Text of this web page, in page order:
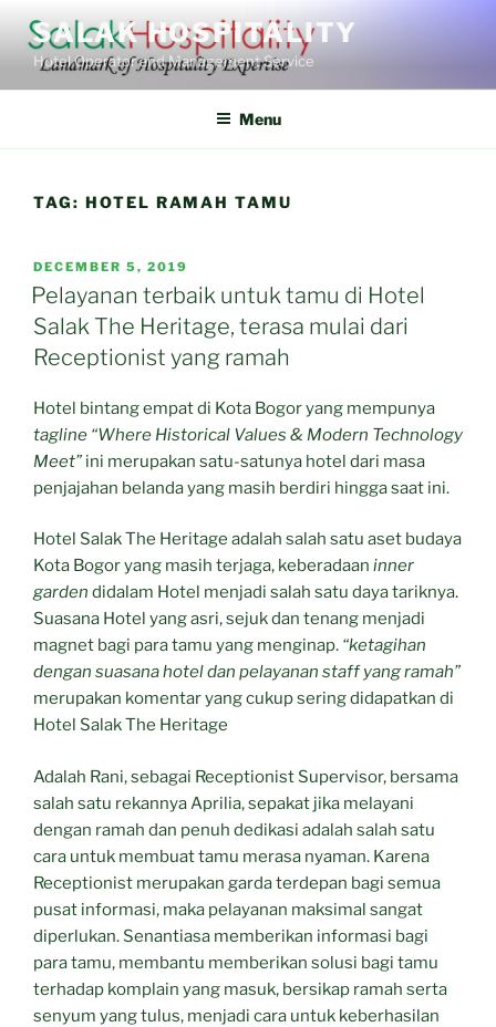
content
SALAK HOSPITALITY
Hotel Operator and Management Service
Menu
TAG: HOTEL RAMAH TAMU
POSTED
ON
DECEMBER 5, 2019
Pelayanan terbaik untuk tamu di Hotel
Salak The Heritage, terasa mulai dari
Receptionist yang ramah
Hotel bintang empat di Kota Bogor yang mempunya
tagline “Where Historical Values & Modern Technology
Meet”ini merupakan satu-satunya hotel dari masa
penjajahan belanda yang masih berdiri hingga saat ini.
Hotel Salak The Heritage adalah salah satu aset budaya
Kota Bogor yang masih terjaga, keberadaan inner
garden didalam Hotel menjadi salah satu daya tariknya.
Suasana Hotel yang asri, sejuk dan tenang menjadi
magnet bagi para tamu yang menginap. “ketagihan
dengan suasana hotel dan pelayanan staff yang ramah”
merupakan komentar yang cukup sering didapatkan di
Hotel Salak The Heritage
Adalah Rani, sebagai Receptionist Supervisor, bersama
salah satu rekannya Aprilia, sepakat jika melayani
dengan ramah dan penuh dedikasi adalah salah satu
cara untuk membuat tamu merasa nyaman. Karena
Receptionist merupakan garda terdepan bagi semua
pusat informasi, maka pelayanan maksimal sangat
diperlukan. Senantiasa memberikan informasi bagi
para tamu, membantu memberikan solusi bagi tamu
terhadap komplain yang masuk, bersikap ramah serta
senyum yang tulus, menjadi cara untuk keberhasilan